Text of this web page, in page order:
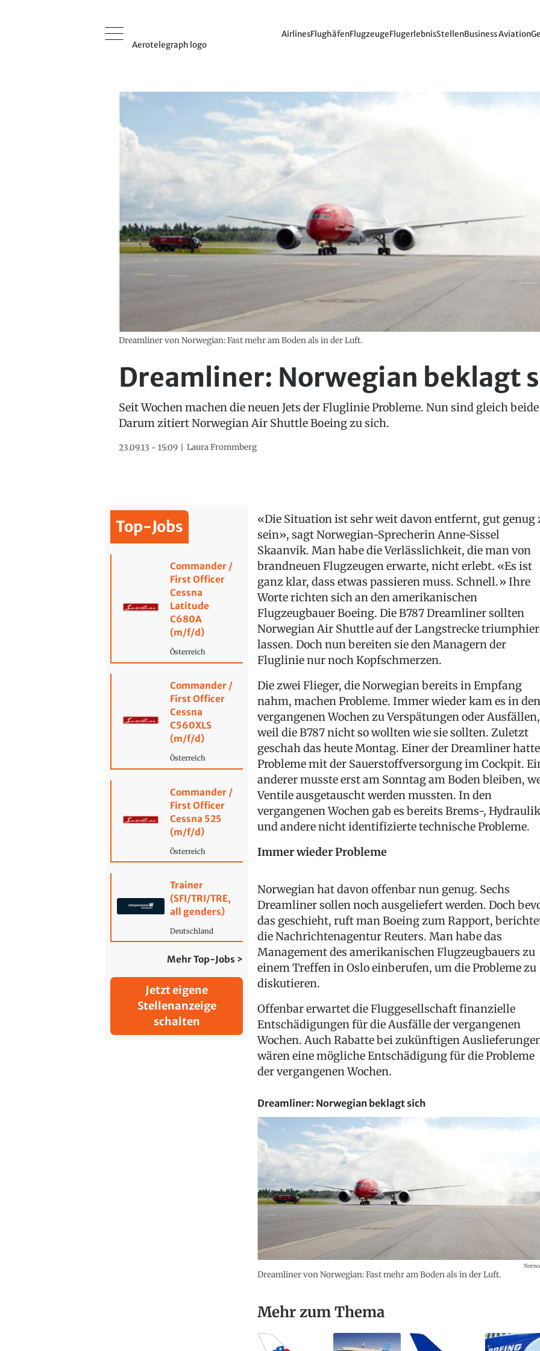
Aerotelegraph logo
AirlinesFlughäfenFlugzeugeFlugerlebnisStellenBusiness Aviation
Dreamliner von Norwegian: Fast mehr am Boden als in der Luft.
Dreamliner: Norwegian beklagt
Seit Wochen machen die neuen Jets der Fluglinie Probleme. Nun sind gleich
Darum zitiert Norwegian Air Shuttle Boeing zu sich.
23.09.13 - 15:09 Laura Frommberg
Top-Jobs
Commander /
First Officer
Cessna
Latitude
C680A
(m/f/d)
Österreich
Commander /
First Officer
Cessna
C560XLS
(m/f/d)
Österreich
Commander /
First Officer
Cessna 525
(m/f/d)
Österreich
Trainer
(SFI/TRI/TRE,
all genders)
Deutschland
Mehr Top-Jobs >
Jetzt eigene
Stellenanzeige
schalten
«Die Situation ist sehr weit davon entfernt, gut genug
sein», sagt Norwegian-Sprecherin Anne-Sissel
Skaanvik. Man habe die Verlässlichkeit, die man von
brandneuen Flugzeugen erwarte, nicht erlebt. «Es ist
ganz klar, dass etwas passieren muss. Schnell.» Ihre
Worte richten sich an den amerikanischen
Flugzeugbauer Boeing. Die B787 Dreamliner sollten
Norwegian Air Shuttle auf der Langstrecke
lassen. Doch nun bereiten sie den Managern der
Fluglinie nur noch Kopfschmerzen.
Die zwei Flieger, die Norwegian bereits in Empfang
nahm, machen Probleme. Immer wieder kam es in den
vergangenen Wochen zu Verspätungen oder Ausfällen,
weil die B787 nicht so wollten wie sie sollten. Zuletzt
geschah das heute Montag. Einer der Dreamliner hatte
Probleme mit der Sauerstoffversorgung im Cockpit.
anderer musste erst am Sonntag am Boden bleiben,
Ventile ausgetauscht werden mussten. In den
vergangenen Wochen gab es bereits Brems-,
und andere nicht identifizierte technische Probleme.
Immer wieder Probleme
Norwegian hat davon offenbar nun genug. Sechs
Dreamliner sollen noch ausgeliefert werden. Doch
das geschieht, ruft man Boeing zum Rapport,
die Nachrichtenagentur Reuters. Man habe das
Management des amerikanischen Flugzeugbauers zu
einem Treffen in Oslo einberufen, um die Probleme zu
diskutieren.
Offenbar erwartet die Fluggesellschaft finanzielle
Entschädigungen für die Ausfälle der vergangenen
Wochen. Auch Rabatte bei zukünftigen
wären eine mögliche Entschädigung für die Probleme
der vergangenen Wochen.
Dreamliner: Norwegian beklagt sich
Dreamliner von Norwegian: Fast mehr am Boden als in der Luft.
Mehr zum Thema